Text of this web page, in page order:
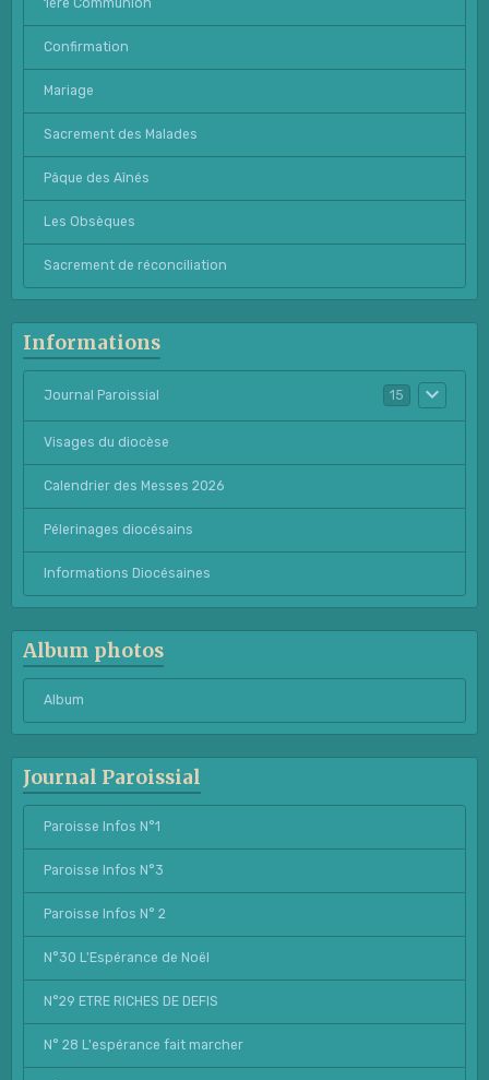
1ère Communion
Confirmation
Mariage
Sacrement des Malades
Pâque des Aînés
Les Obsèques
Sacrement de réconciliation
Informations
Journal Paroissial 15
Visages du diocèse
Calendrier des Messes 2026
Pélerinages diocésains
Informations Diocésaines
Album photos
Album
Journal Paroissial
Paroisse Infos N°1
Paroisse Infos N°3
Paroisse Infos N° 2
N°30 L'Espérance de Noël
N°29 ETRE RICHES DE DEFIS
N° 28 L'espérance fait marcher